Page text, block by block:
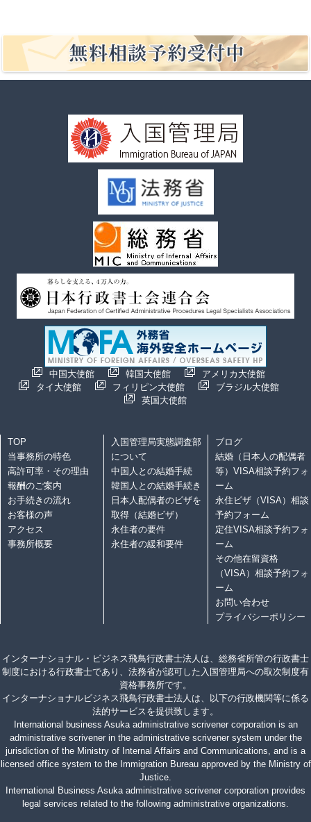
中国大使館 韓国大使館
アメリカ大使館
タイ大使館
フィリピン大使館
ブラジル大使館
英国大使館
TOP
当事務所の特色
高許可率・その理由
報酬のご案内
お手続きの流れ
お客様の声
アクセス
事務所概要
入国管理局実態調査部
について
中国人との結婚手続
韓国人との結婚手続き
日本人配偶者のビザを
取得（結婚ビザ）
永住者の要件
永住者の緩和要件
ブログ
結婚（日本人の配偶者
等）VISA相談予約フォ
ーム
永住ビザ（VISA）相談
予約フォーム
定住VISA相談予約フォ
ーム
その他在留資格
（VISA）相談予約フォ
ーム
お問い合わせ
プライバシーポリシー
インターナショナル・ビジネス飛鳥行政書士法人は、総務省所管の行政書士
制度における行政書士であり、法務省が認可した入国管理局への取次制度有
資格事務所です。
インターナショナルビジネス飛鳥行政書士法人は、以下の行政機関等に係る
法的サービスを提供致します。
International business Asuka administrative scrivener corporation is an
administrative scrivener in the administrative scrivener system under the
jurisdiction of the Ministry of Internal Affairs and Communications, and is a
licensed office system to the Immigration Bureau approved by the Ministry of
Justice.
International Business Asuka administrative scrivener corporation provides
legal services related to the following administrative organizations.